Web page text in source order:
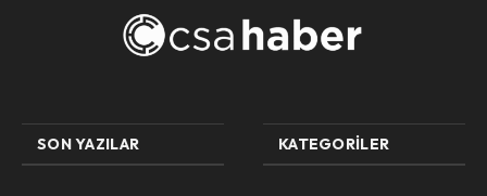
SON YAZILAR KATEGORILER